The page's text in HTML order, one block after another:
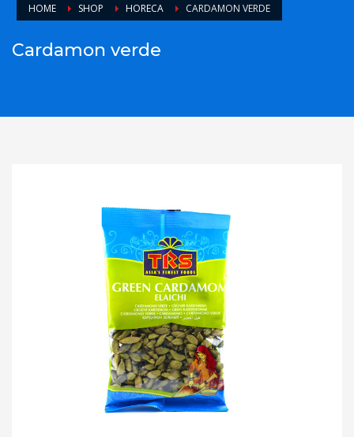
HOME SHOP HORECA CARDAMON VERDE
Cardamon verde